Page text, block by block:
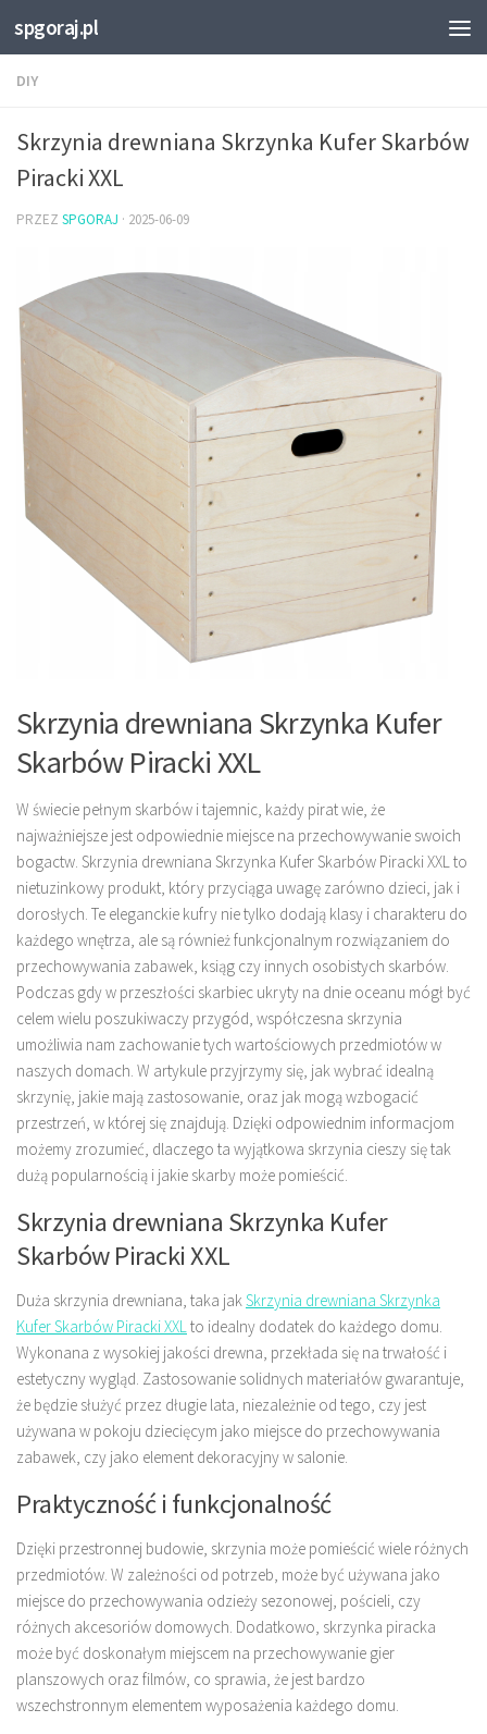
Przejdź do treści
spgoraj.pl
DIY
Skrzynia drewniana Skrzynka Kufer Skarbów
Piracki XXL
PRZEZ SPGORAJ · 2025-06-09
Skrzynia drewniana Skrzynka Kufer
Skarbów Piracki XXL
W świecie pełnym skarbów i tajemnic, każdy pirat wie, że
najważniejsze jest odpowiednie miejsce na przechowywanie swoich
bogactw. Skrzynia drewniana Skrzynka Kufer Skarbów Piracki XXL to
nietuzinkowy produkt, który przyciąga uwagę zarówno dzieci, jak i
dorosłych. Te eleganckie kufry nie tylko dodają klasy i charakteru do
każdego wnętrza, ale są również funkcjonalnym rozwiązaniem do
przechowywania zabawek, ksiąg czy innych osobistych skarbów.
Podczas gdy w przeszłości skarbiec ukryty na dnie oceanu mógł być
celem wielu poszukiwaczy przygód, współczesna skrzynia
umożliwia nam zachowanie tych wartościowych przedmiotów w
naszych domach. W artykule przyjrzymy się, jak wybrać idealną
skrzynię, jakie mają zastosowanie, oraz jak mogą wzbogacić
przestrzeń, w której się znajdują. Dzięki odpowiednim informacjom
możemy zrozumieć, dlaczego ta wyjątkowa skrzynia cieszy się tak
dużą popularnością i jakie skarby może pomieścić.
Skrzynia drewniana Skrzynka Kufer
Skarbów Piracki XXL
Duża skrzynia drewniana, taka jakSkrzynia drewniana Skrzynka
Kufer Skarbów Piracki XXLto idealny dodatek do każdego domu.
Wykonana z wysokiej jakości drewna, przekłada się na trwałość i
estetyczny wygląd. Zastosowanie solidnych materiałów gwarantuje,
że będzie służyć przez długie lata, niezależnie od tego, czy jest
używana w pokoju dziecięcym jako miejsce do przechowywania
zabawek, czy jako element dekoracyjny w salonie.
Praktyczność i funkcjonalność
Dzięki przestronnej budowie, skrzynia może pomieścić wiele różnych
przedmiotów. W zależności od potrzeb, może być używana jako
miejsce do przechowywania odzieży sezonowej, pościeli, czy
różnych akcesoriów domowych. Dodatkowo, skrzynka piracka
może być doskonałym miejscem na przechowywanie gier
planszowych oraz filmów, co sprawia, że jest bardzo
wszechstronnym elementem wyposażenia każdego domu.